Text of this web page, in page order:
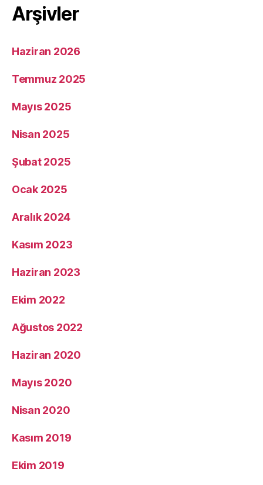
Arşivler
Haziran 2026
Temmuz 2025
Mayıs 2025
Nisan 2025
Şubat 2025
Ocak 2025
Aralık 2024
Kasım 2023
Haziran 2023
Ekim 2022
Ağustos 2022
Haziran 2020
Mayıs 2020
Nisan 2020
Kasım 2019
Ekim 2019